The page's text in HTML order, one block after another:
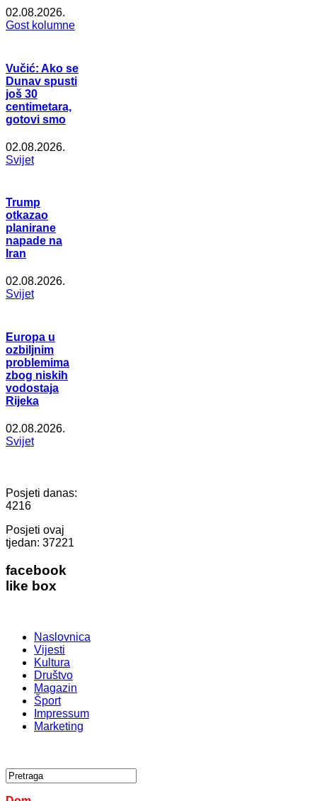
02.08.2026.
Gost kolumne
Vučić: Ako se
Dunav spusti
još 30
centimetara,
gotovi smo
02.08.2026.
Svijet
Trump
otkazao
planirane
napade na
Iran
02.08.2026.
Svijet
Europa u
ozbiljnim
problemima
zbog niskih
vodostaja
Rijeka
02.08.2026.
Svijet
Posjeti danas:
4216
Posjeti ovaj
tjedan: 37221
facebook
like box
Naslovnica
Vijesti
Kultura
Društvo
Magazin
Šport
Impressum
Marketing